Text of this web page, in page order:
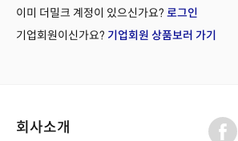
이미 더밀크 계정이 있으신가요? 로그인
기업회원이신가요? 기업회원 상품보러 가기
회사소개